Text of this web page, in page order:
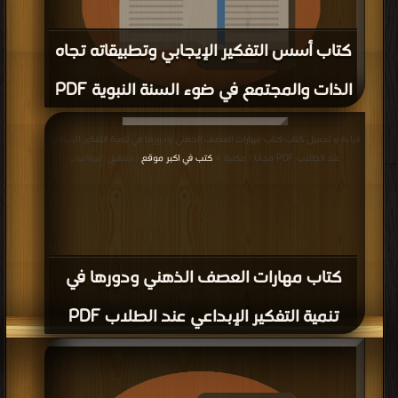
كتاب أسس التفكير الإيجابي وتطبيقاته تجاه
الذات والمجتمع في ضوء السنة النبوية PDF
قراءة و تحميل كتاب كتاب أسس التفكير الإيجابي وتطبيقاته تجاه الذات والمجتمع في
ضوء السنة النبوية PDF مجانا | مكتبة >
كتب في Download Free | التحميل : مرة/مرات
كتاب مهارات العصف الذهني ودورها في
تنمية التفكير الإبداعي عند الطلاب PDF
قراءة و تحميل كتاب كتاب مهارات العصف الذهني ودورها في تنمية التفكير الإبداعي
عند الطلاب PDF مجانا | مكتبة >
كتب في اكبر موقع | التحميل : مرة/مرات